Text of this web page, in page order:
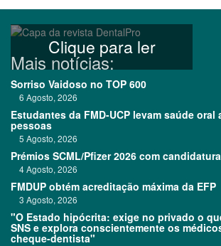
Clique para ler
Mais notícias:
Sorriso Vaidoso no TOP 600
6 Agosto, 2026
Estudantes da FMD-UCP levam saúde oral
pessoas
5 Agosto, 2026
Prémios SCML/Pfizer 2026 com
4 Agosto, 2026
FMDUP obtém acreditação máxima da EFP
3 Agosto, 2026
"O Estado hipócrita: exige no privado o
SNS e explora conscientemente os
cheque-dentista"